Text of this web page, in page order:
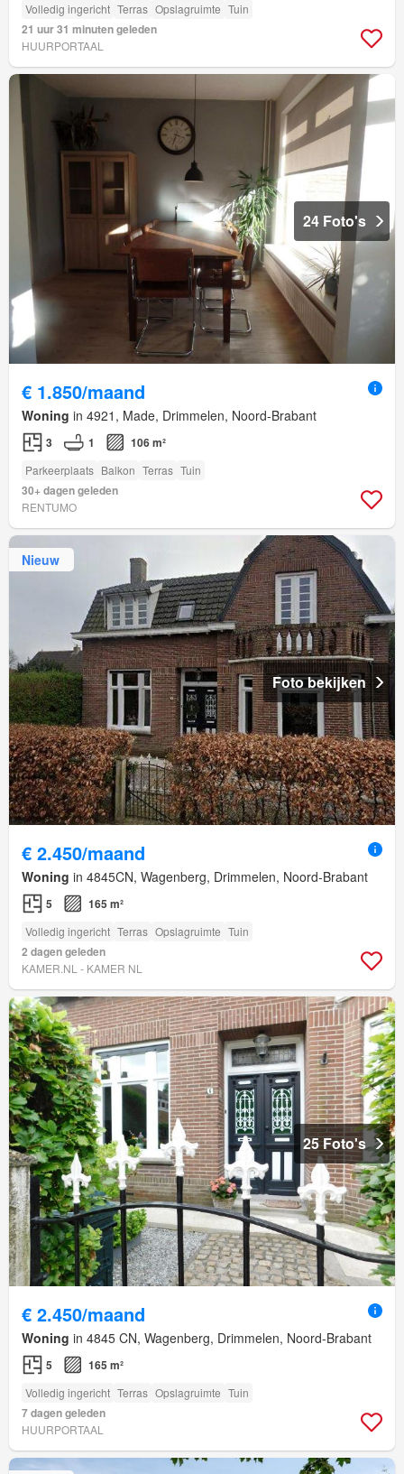
Volledig ingericht Terras Opslagruimte Tuin
21 uur 31 minuten geleden
HUURPORTAAL
24 Foto's
€ 1.850/maand
Woning in 4921, Made, Drimmelen, Noord-Brabant
3 1 106 m²
Parkeerplaats Balkon Terras Tuin
30+ dagen geleden
RENTUMO
Nieuw
Foto bekijken
€ 2.450/maand
Woning in 4845CN, Wagenberg, Drimmelen, Noord-Brabant
5 165 m²
Volledig ingericht Terras Opslagruimte Tuin
2 dagen geleden
KAMER.NL - KAMER NL
25 Foto's
€ 2.450/maand
Woning in 4845 CN, Wagenberg, Drimmelen, Noord-Brabant
5 165 m²
Volledig ingericht Terras Opslagruimte Tuin
7 dagen geleden
HUURPORTAAL